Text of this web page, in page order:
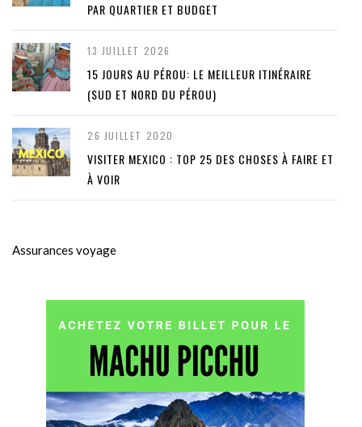
PAR QUARTIER ET BUDGET
13 JUILLET 2026
15 JOURS AU PÉROU: LE MEILLEUR ITINÉRAIRE
(SUD ET NORD DU PÉROU)
26 JUILLET 2020
VISITER MEXICO : TOP 25 DES CHOSES À FAIRE ET
À VOIR
Assurances voyage